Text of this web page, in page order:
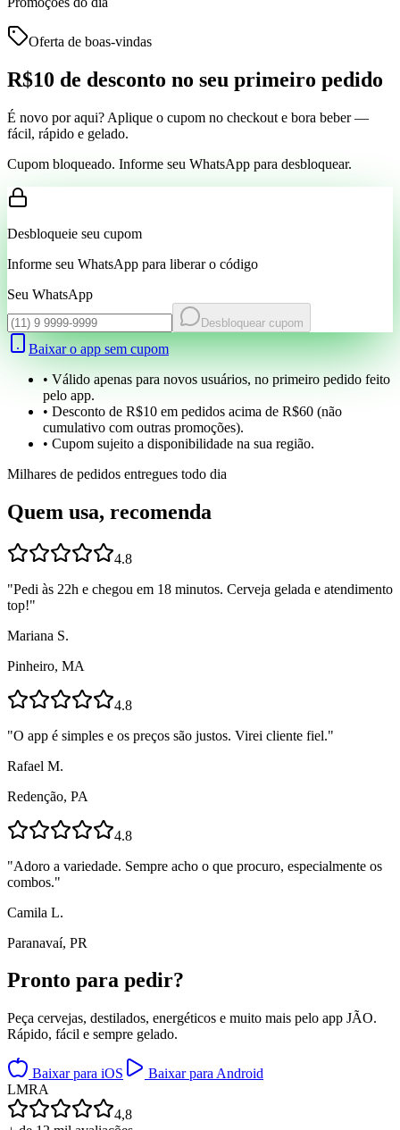
Oferta de boas-vindas
R$10 de desconto no seu primeiro pedido
É novo por aqui? Aplique o cupom no checkout e bora beber —
fácil, rápido e gelado.
Cupom bloqueado. Informe seu WhatsApp para desbloquear.
Desbloqueie seu cupom
Informe seu WhatsApp para liberar o código
Seu WhatsApp
Desbloquear cupom
Baixar o app sem cupom
• Válido apenas para novos usuários, no primeiro pedido feito
pelo app.
• Desconto de R$10 em pedidos acima de R$60 (não
cumulativo com outras promoções).
• Cupom sujeito a disponibilidade na sua região.
Milhares de pedidos entregues todo dia
Quem usa, recomenda
4.8
"Pedi às 22h e chegou em 18 minutos. Cerveja gelada e atendimento
top!"
Mariana S.
Pinheiro, MA
4.8
"O app é simples e os preços são justos. Virei cliente fiel."
Rafael M.
Redenção, PA
4.8
"Adoro a variedade. Sempre acho o que procuro, especialmente os
combos."
Camila L.
Paranavaí, PR
Pronto para pedir?
Peça cervejas, destilados, energéticos e muito mais pelo app JÃO.
Rápido, fácil e sempre gelado.
Baixar para iOS
Baixar para Android
LMRA
4,8